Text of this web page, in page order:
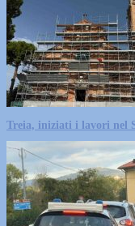
Treia, iniziati i lavori nel